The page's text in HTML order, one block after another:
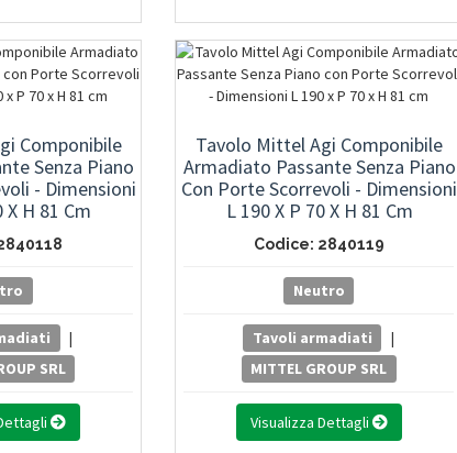
Componibile
Senza Piano
- Dimensioni
X H 81 Cm
|
SRL
Tavolo Mittel Agi Componibile
Armadiato Passante Senza Piano
Con Porte Scorrevoli - Dimensioni
L 190 X P 70 X H 81 Cm
Codice: 2840119
Neutro
Tavoli armadiati
|
MITTEL GROUP SRL
Visualizza Dettagli